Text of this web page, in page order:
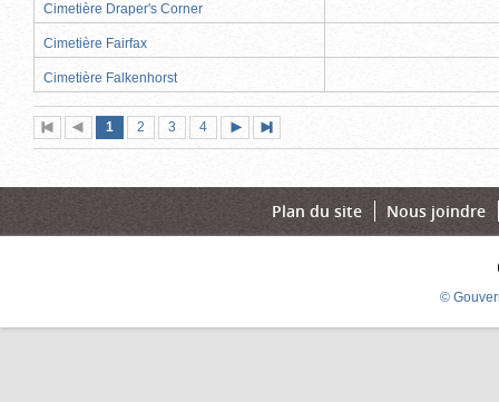
Cimetière Draper's Corner
Cimetière Fairfax
Cimetière Falkenhorst
Première
page
Page
précédente
Page
1 (page
actuelle)
Page
2 Page
3 Page
4
suivante
page
Plan du site Nous joindre
©